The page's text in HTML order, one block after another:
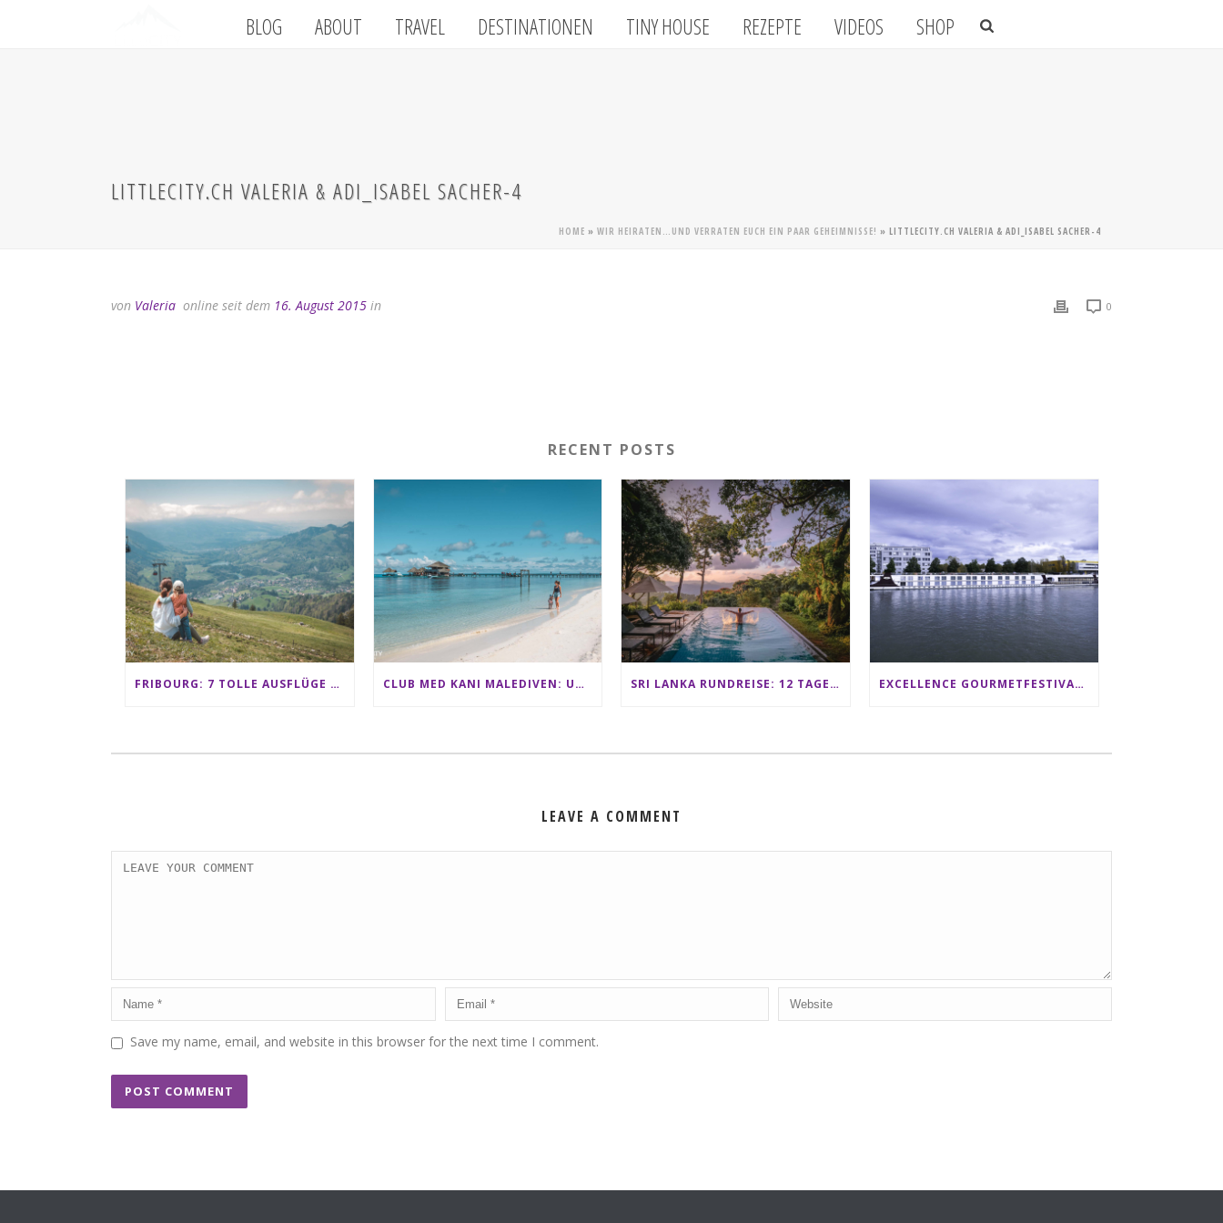
BLOG ABOUT TRAVEL DESTINATIONEN TINY HOUSE REZEPTE VIDEOS SHOP
LITTLECITY.CH VALERIA & ADI_ISABEL SACHER-4
HOME » WIR HEIRATEN…UND VERRATEN EUCH EIN PAAR GEHEIMNISSE! » LITTLECITY.CH VALERIA & ADI_ISABEL SACHER-4
von Valeria online seit dem 16. August 2015 in 0
RECENT POSTS
FRIBOURG: 7 TOLLE AUSFLÜGE FÜR FAMILIEN VON CHARMEY BIS LES PACCOTS CLUB MED KANI MALEDIVEN: UNSERE ERFAHRUNGEN IM ALL-INCLUSIVE PARADIES SRI LANKA RUNDREISE: 12 TAGE ZWISCHEN ELEFANTEN, TEEPLANTAGEN & STRAND ALS FAMILIE EXCELLENCE GOURMETFESTIVAL ´25: ZWEI STERNEKÖCHE ANTONIO GUIDA & DARIO MORESCO VERWÖHNEN IHRE GÄSTE AUF EINER LUXERIÖSEN SCHIFFSREISE
LEAVE A COMMENT
Save my name, email, and website in this browser for the next time I comment.